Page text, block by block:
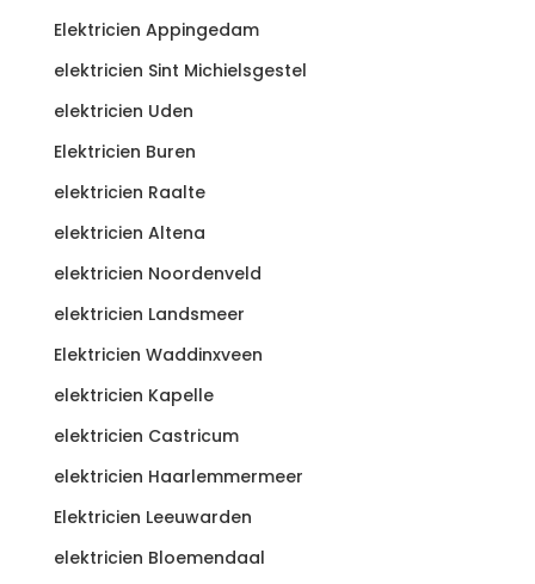
Elektricien Appingedam
elektricien Sint Michielsgestel
elektricien Uden
Elektricien Buren
elektricien Raalte
elektricien Altena
elektricien Noordenveld
elektricien Landsmeer
Elektricien Waddinxveen
elektricien Kapelle
elektricien Castricum
elektricien Haarlemmermeer
Elektricien Leeuwarden
elektricien Bloemendaal